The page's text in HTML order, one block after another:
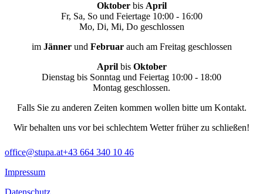
Oktoberbis April
Fr, Sa, So und Feiertage 10:00 - 16:00
Mo, Di, Mi, Do geschlossen
im Jännerund Februar auch am Freitag geschlossen
Aprilbis Oktober
Dienstag bis Sonntag und Feiertag 10:00 - 18:00
Montag geschlossen.
Falls Sie zu anderen Zeiten kommen wollen bitte um Kontakt.
Wir behalten uns vor bei schlechtem Wetter früher zu schließen!
office@stupa.at+43 664 340 10 46
Impressum
Datenschutz